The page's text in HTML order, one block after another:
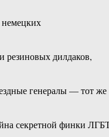
немецких
резиновых дилдаков,
генералы — тот же
секретной финки